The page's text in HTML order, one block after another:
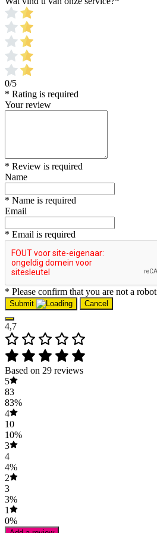
0/5
* Rating is required
Your review
* Review is required
Name
* Name is required
Email
* Email is required
* Please confirm that you are not a robot
Submit Cancel
4,7
Based on 29 reviews
5
83
83%
4
10
10%
3
4
4%
2
3
3%
1
0%